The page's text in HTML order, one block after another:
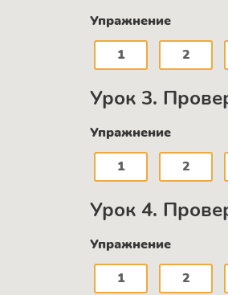
Упражнение
1
2
Урок 3.
Упражнение
1
2
Урок 4.
Упражнение
1
2